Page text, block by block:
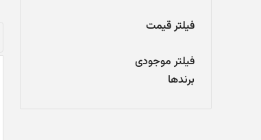
فیلتر قیمت
فیلتر موجودی
برندها